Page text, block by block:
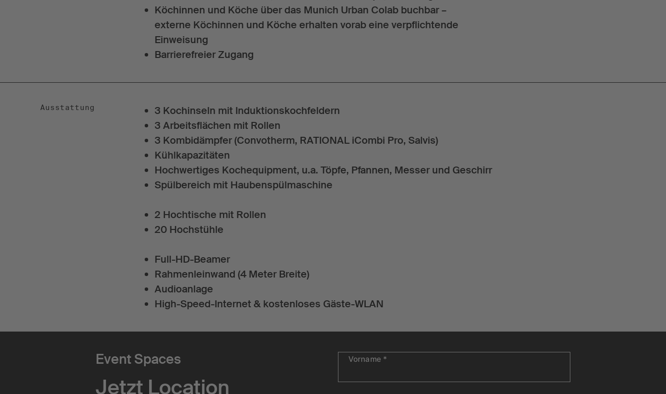
Köchinnen und Köche über das Munich Urban Colab buchbar –
externe Köchinnen und Köche erhalten vorab eine verpflichtende
Einweisung
Barrierefreier Zugang
Ausstattung
3 Kochinseln mit Induktionskochfeldern
3 Arbeitsflächen mit Rollen
3 Kombidämpfer (Convotherm, RATIONAL iCombi Pro, Salvis)
Kühlkapazitäten
Hochwertiges Kochequipment, u.a. Töpfe, Pfannen, Messer und Geschirr
Spülbereich mit Haubenspülmaschine
2 Hochtische mit Rollen
20 Hochstühle
Full-HD-Beamer
Rahmenleinwand (4 Meter Breite)
Audioanlage
High-Speed-Internet & kostenloses Gäste-WLAN
Event Spaces
Jetzt Location
Vorname *